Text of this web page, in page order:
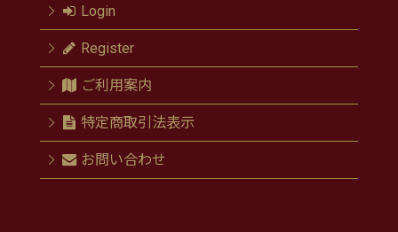
Login
Register
ご利用案内
特定商取引法表示
お問い合わせ